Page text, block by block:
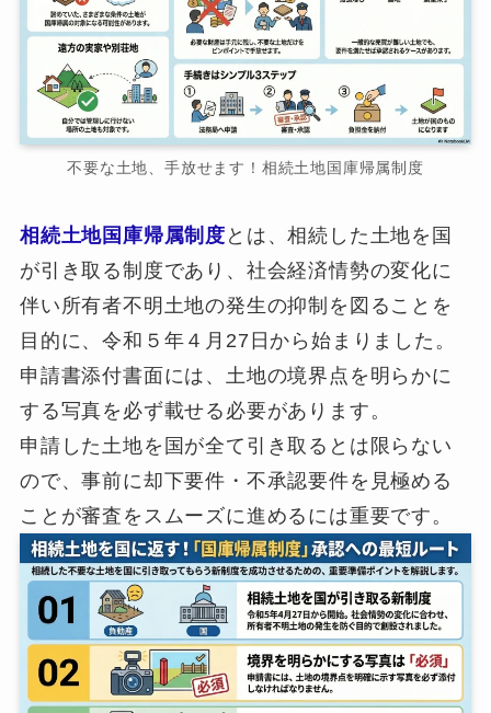
不要な土地、手放せます！相続土地国庫帰属制度
相続土地国庫帰属制度 とは、相続した土地を国
が引き取る制度であり、社会経済情勢の変化に
伴い所有者不明土地の発生の抑制を図ることを
目的に、令和５年４月27日から始まりました。
申請書添付書面には、土地の境界点を明らかに
する写真を必ず載せる必要があります。
申請した土地を国が全て引き取るとは限らない
ので、事前に却下要件・不承認要件を見極める
ことが審査をスムーズに進めるには重要です。